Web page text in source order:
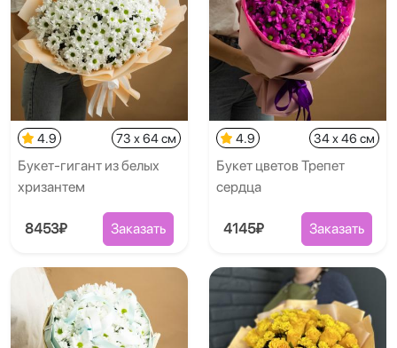
4.9 73 x 64 см
Букет-гигант из белых
хризантем
8453₽ Заказать
4.9 34 x 46 см
Букет цветов Трепет
сердца
4145₽ Заказать